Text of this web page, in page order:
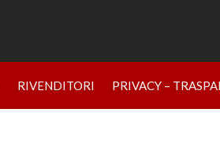
RIVENDITORI PRIVACY –
HOME PRODOTTI